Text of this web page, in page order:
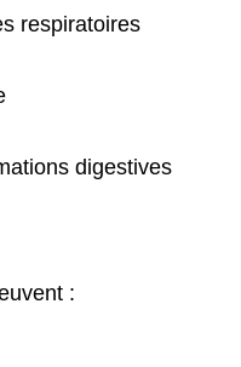
respiratoires
digestives
: